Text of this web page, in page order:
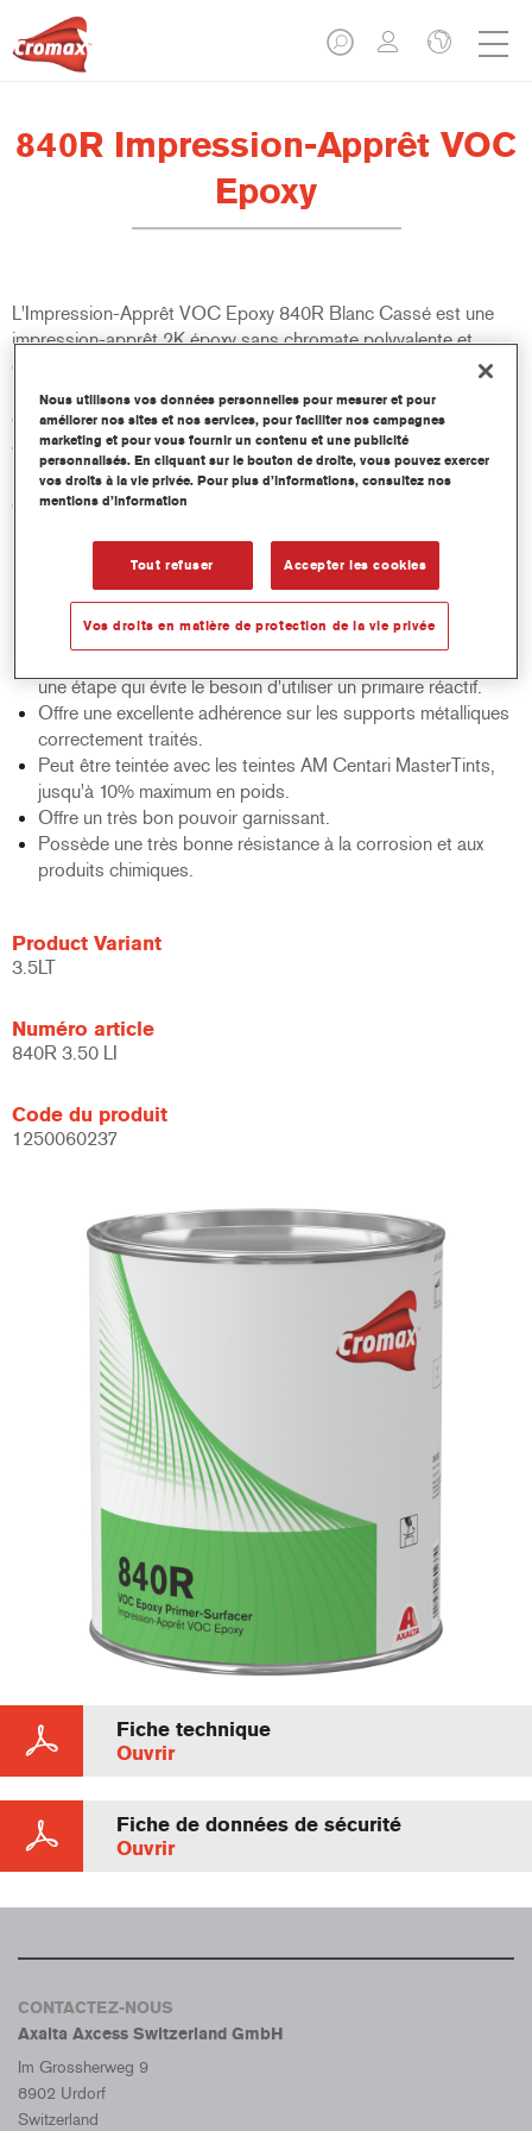
840R Impression-Apprêt VOC
Epoxy
L'Impression-Apprêt VOC Epoxy 840R Blanc Cassé est une
impression-apprêt 2K époxy sans chromate polyvalente et
conforme à la législation sur les COV. Elle offre une résistance à
la corrosion et une adhérence remarquables, et répond aux
cahiers des charges d'homologation de certains constructeurs
automobiles.
Caractéristiques du produit
Adaptée pour une utilisation sur des supports rugueux tels
que les métaux grenaillés.
Recommandée comme première couche sur les métaux nus.
une étape qui évite le besoin d'utiliser un primaire réactif.
Offre une excellente adhérence sur les supports métalliques
correctement traités.
Peut être teintée avec les teintes AM Centari MasterTints,
jusqu'à 10% maximum en poids.
Offre un très bon pouvoir garnissant.
Possède une très bonne résistance à la corrosion et aux
produits chimiques.
Product Variant
3.5LT
Numéro article
840R 3.50 LI
Code du produit
1250060237
Fiche technique
Ouvrir
Fiche de données de sécurité
Ouvrir
CONTACTEZ-NOUS
Axalta Axcess Switzerland GmbH
Im Grossherweg 9
8902 Urdorf
Switzerland
Nous utilisons vos données personnelles pour mesurer et pour
améliorer nos sites et nos services, pour faciliter nos campagnes
marketing et pour vous fournir un contenu et une publicité
personnalisés. En cliquant sur le bouton de droite, vous pouvez exercer
vos droits à la vie privée. Pour plus d’informations, consultez nos
mentions d’information
Tout refuser Accepter les cookies
Vos droits en matière de protection de la vie privée